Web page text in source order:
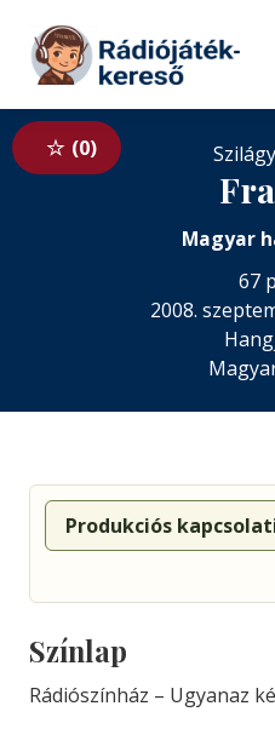
Tovább a tartalomhoz
0
Magyar
67
2008.
Produkciós
Színlap
Rádiószínház – Ugyanaz